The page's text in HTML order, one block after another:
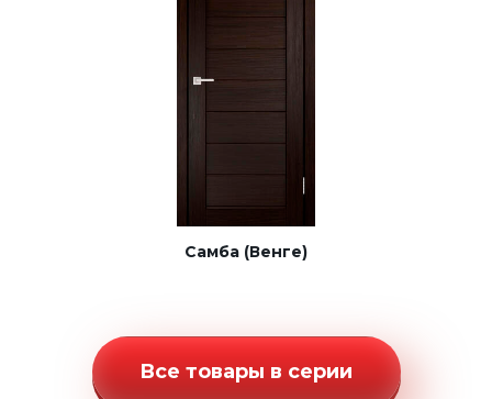
Самба (Венге)
Все товары в серии